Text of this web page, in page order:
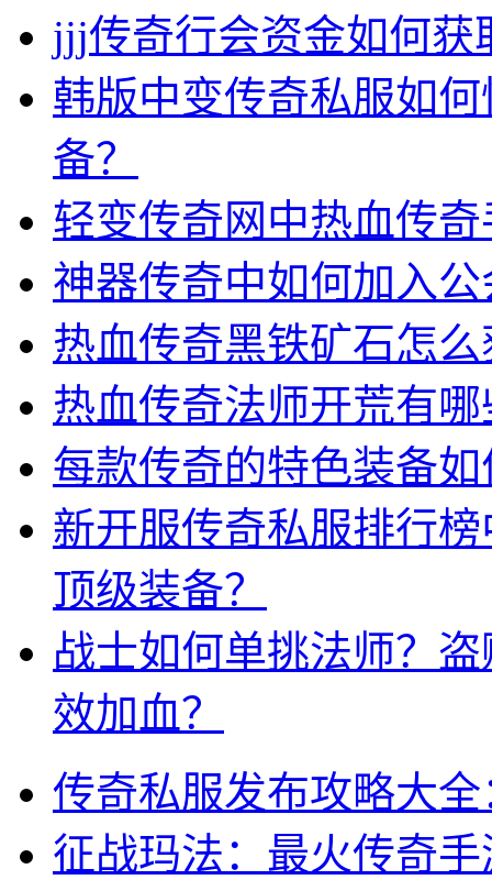
jjj传奇行会资金如何获
韩版中变传奇私服如
备？
轻变传奇网中热血传
神器传奇中如何加入公
热血传奇黑铁矿石怎
热血传奇法师开荒有
每款传奇的特色装备
新开服传奇私服排行
顶级装备？
战士如何单挑法师？
效加血？
传奇私服发布攻略大
征战玛法：最火传奇